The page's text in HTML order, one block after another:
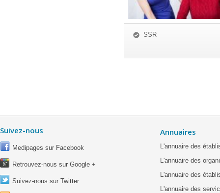
SSR
Suivez-nous
Medipages sur Facebook
Retrouvez-nous sur Google +
Suivez-nous sur Twitter
Annuaires
L'annuaire des
L'annuaire des
L'annuaire des
L'annuaire des